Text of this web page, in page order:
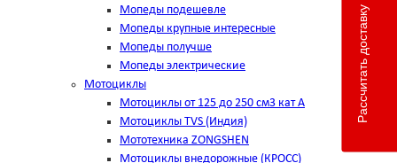
Мопеды подешевле
Мопеды крупные интересные
Мопеды получше
Мопеды электрические
Мотоциклы
Мотоциклы от 125 до 250 см3 кат А
Мотоциклы TVS (Индия)
Мототехника ZONGSHEN
Мотоциклы внедорожные (КРОСС)
Рассчитать доставку